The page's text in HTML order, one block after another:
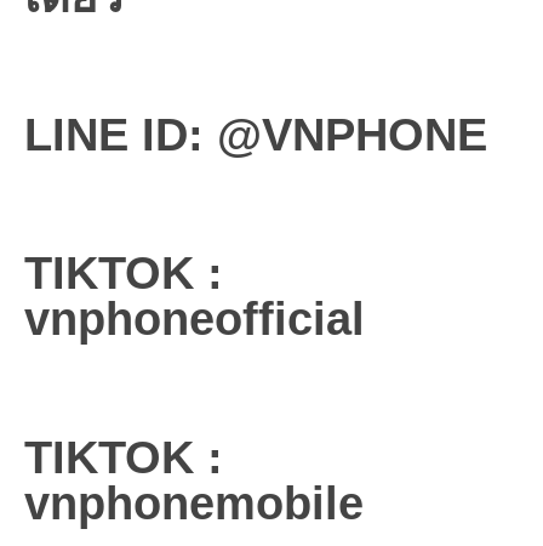
LINE ID: @VNPHONE
TIKTOK :
vnphoneofficial
TIKTOK :
vnphonemobile